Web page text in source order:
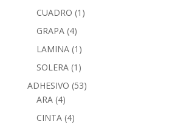
CUADRO (1)
GRAPA (4)
LAMINA (1)
SOLERA (1)
ADHESIVO (53)
ARA (4)
CINTA (4)